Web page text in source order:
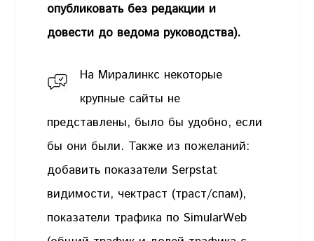
опубликовать без редакции и
довести до ведома руководства).
На Миралинкс некоторые
крупные сайты не
представлены, было бы удобно, если
бы они были. Также из пожеланий:
добавить показатели Serpstat
видимости, чектраст (траст/спам),
показатели трафика по SimularWeb